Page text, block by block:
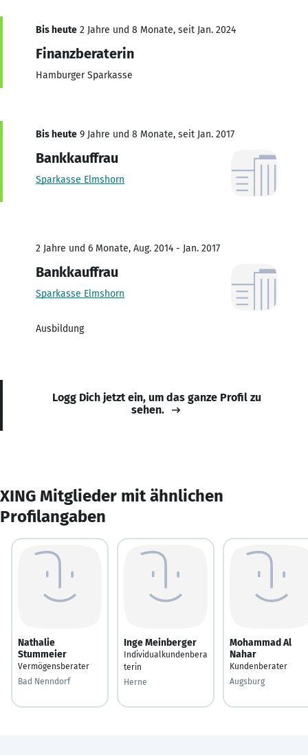
Bis heute 2 Jahre und 8 Monate, seit Jan. 2024
Finanzberaterin
Hamburger Sparkasse
Bis heute 9 Jahre und 8 Monate, seit Jan. 2017
Bankkauffrau
Sparkasse Elmshorn
2 Jahre und 6 Monate, Aug. 2014 - Jan. 2017
Bankkauffrau
Sparkasse Elmshorn
Ausbildung
Logg Dich jetzt ein, um das ganze Profil zu
sehen.
XING Mitglieder mit ähnlichen
Profilangaben
Nathalie
Stummeier
Vermögensberater
Bad Nenndorf
Inge Meinberger
Individualkundenbera
terin
Herne
Mohammad Al
Nahar
Kundenberater
Augsburg